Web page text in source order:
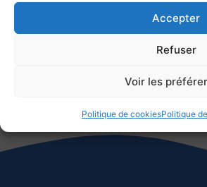
Accepter
Refuser
Voir les
Politique de cookiesPolitique
Retourner aux